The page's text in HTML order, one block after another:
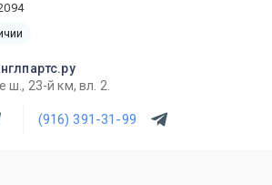
ш., 23-й км, вл. 2.
(916) 391-31-99